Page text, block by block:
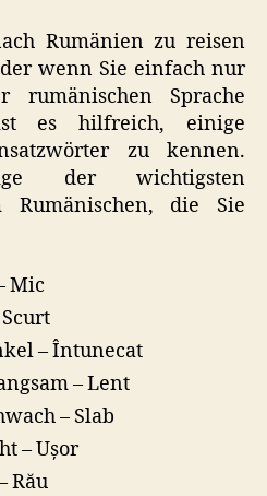
Rumänien zu reisen
wenn Sie einfach nur
rumänischen Sprache
es hilfreich, einige
zu kennen.
der wichtigsten
Rumänischen, die Sie
Mic
– Întunecat
– Lent
– Slab
– Ușor
Rău